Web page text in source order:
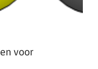
voor